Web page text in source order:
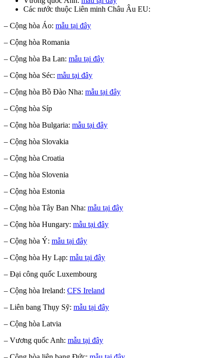
Các nước thuộc Liên minh Châu Âu EU:
– Cộng hòa Áo: mẫu tại đây
– Cộng hòa Romania
– Cộng hòa Ba Lan: mẫu tại đây
– Cộng hòa Séc: mẫu tại đây
– Cộng hòa Bồ Đào Nha: mẫu tại đây
– Cộng hòa Síp
– Cộng hòa Bulgaria: mẫu tại đây
– Cộng hòa Slovakia
– Cộng hòa Croatia
– Cộng hòa Slovenia
– Cộng hòa Estonia
– Cộng hòa Tây Ban Nha: mẫu tại đây
– Cộng hòa Hungary: mẫu tại đây
– Cộng hòa Ý: mẫu tại đây
– Cộng hòa Hy Lạp: mẫu tại đây
– Đại công quốc Luxembourg
– Cộng hòa Ireland: CFS Ireland
– Liên bang Thụy Sỹ: mẫu tại đây
– Cộng hòa Latvia
– Vương quốc Anh: mẫu tại đây